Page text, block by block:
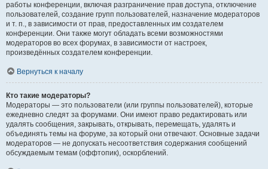
работы конференции, включая разграничение прав доступа, отключение
пользователей, создание групп пользователей, назначение модераторов
и т. п., в зависимости от прав, предоставленных им создателем
конференции. Они также могут обладать всеми возможностями
модераторов во всех форумах, в зависимости от настроек,
произведённых создателем конференции.
Вернуться к началу
Кто такие модераторы?
Модераторы — это пользователи (или группы пользователей), которые
ежедневно следят за форумами. Они имеют право редактировать или
удалять сообщения, закрывать, открывать, перемещать, удалять и
объединять темы на форуме, за который они отвечают. Основные задачи
модераторов — не допускать несоответствия содержания сообщений
обсуждаемым темам (оффтопик), оскорблений.